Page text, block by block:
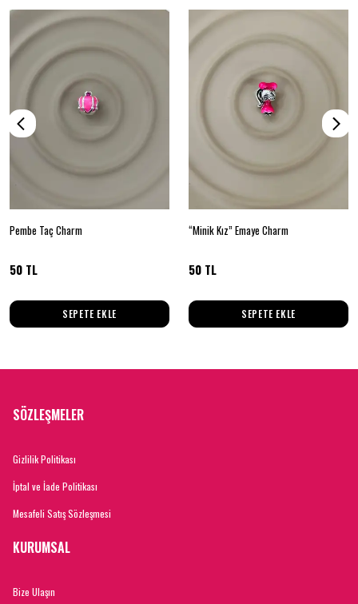
Pembe Taç Charm
50 TL
SEPETE EKLE
“Minik Kız” Emaye Charm
50 TL
SEPETE EKLE
SÖZLEŞMELER
Gizlilik Politikası
İptal ve İade Politikası
Mesafeli Satış Sözleşmesi
KURUMSAL
Bize Ulaşın